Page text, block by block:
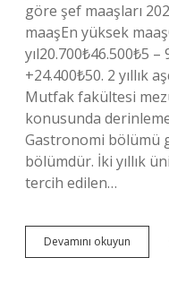
göre şef maaşları
maaşEn yüksek
yıl20.700₺46.500₺5 –
+24.400₺50. 2 yıllık
Mutfak fakültesi
konusunda
Gastronomi bölümü
bölümdür. İki yıllık
tercih edilen…
Devamını okuyun
Yıllık